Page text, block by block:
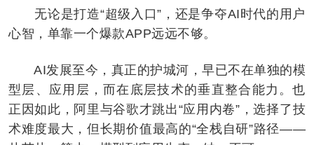
无论是打造“超级入口”，还是争夺AI时代的用户
心智，单靠一个爆款APP远远不够。
AI发展至今，真正的护城河，早已不在单独的模
型层、应用层，而在底层技术的垂直整合能力。也
正因如此，阿里与谷歌才跳出“应用内卷”，选择了技
术难度最大，但长期价值最高的“全栈自研”路径——